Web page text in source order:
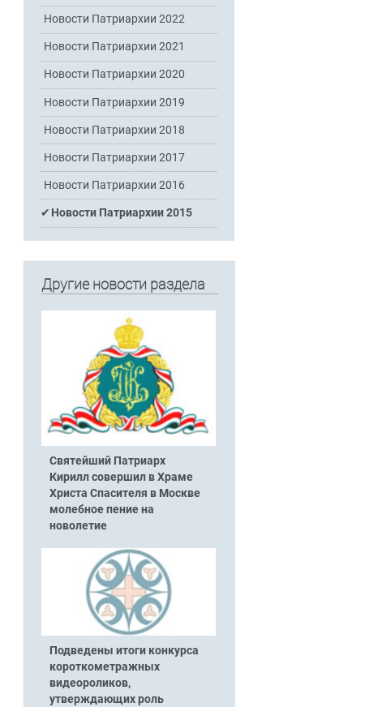
Новости Патриархии 2022
Новости Патриархии 2021
Новости Патриархии 2020
Новости Патриархии 2019
Новости Патриархии 2018
Новости Патриархии 2017
Новости Патриархии 2016
Новости Патриархии 2015
Другие новости раздела
Святейший Патриарх
Кирилл совершил в Храме
Христа Спасителя в Москве
молебное пение на
новолетие
Подведены итоги конкурса
короткометражных
видеороликов,
утверждающих роль